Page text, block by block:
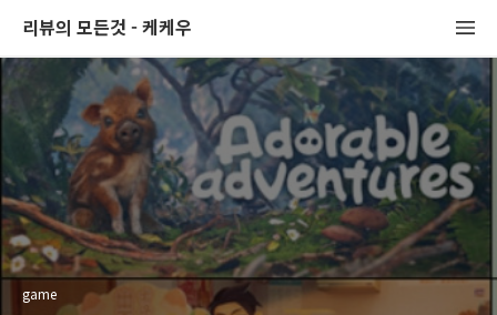
리뷰의 모든것 - 케케우
game